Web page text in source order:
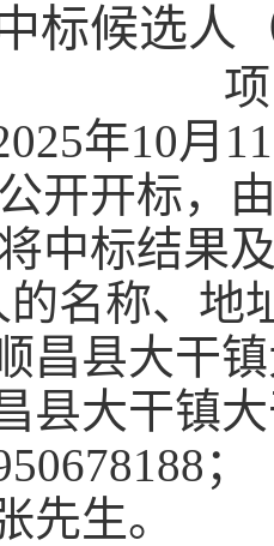
标候选人
年10月 11
开开标，
中标结果
的名称、地
昌县大干
县大干镇
；
先生。